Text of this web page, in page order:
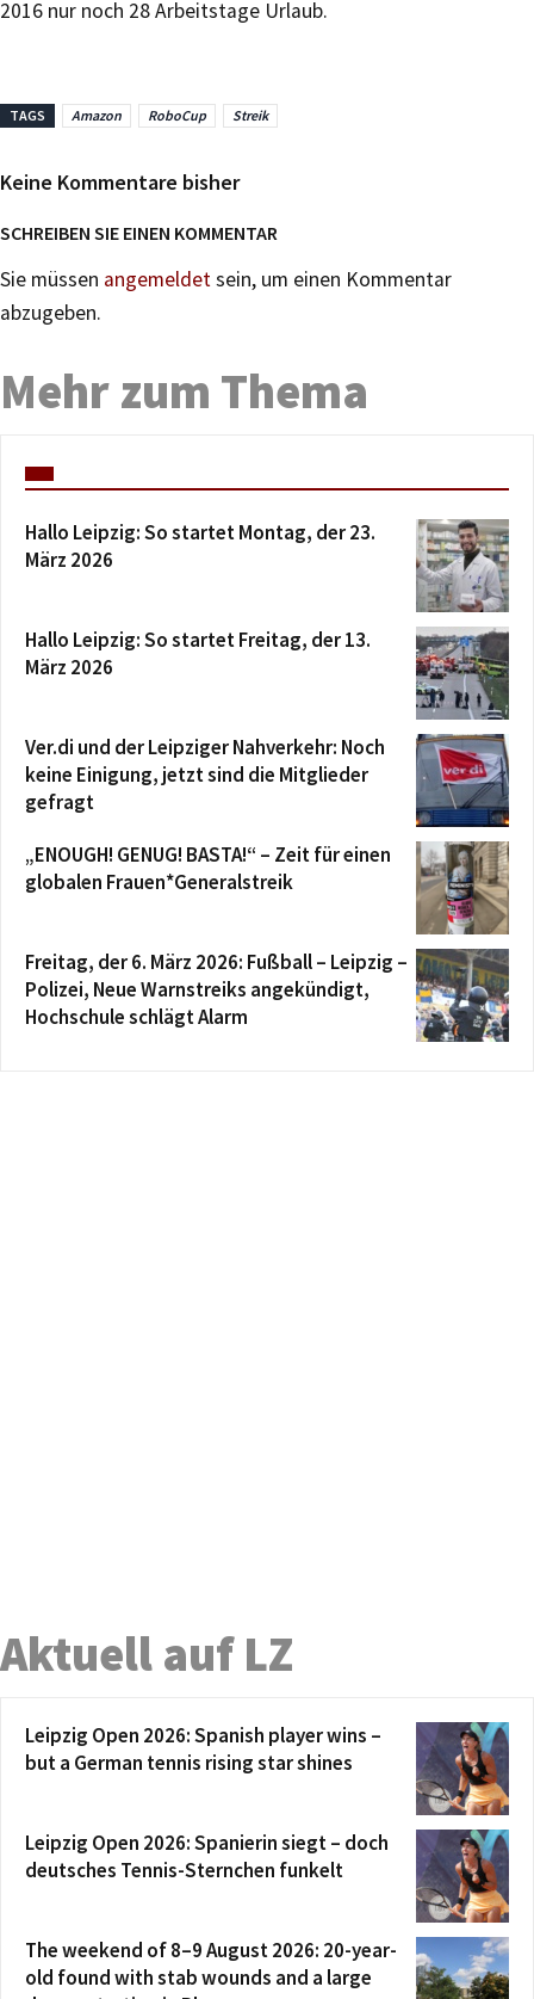
2016 nur noch 28 Arbeitstage Urlaub.
TAGS Amazon RoboCup Streik
Keine Kommentare bisher
SCHREIBEN SIE EINEN KOMMENTAR
Sie müssen angemeldetsein, um einen Kommentar
abzugeben.
Mehr zum Thema
Hallo Leipzig: So startet Montag, der 23.
März 2026
Hallo Leipzig: So startet Freitag, der 13.
März 2026
Ver.di und der Leipziger Nahverkehr: Noch
keine Einigung, jetzt sind die Mitglieder
gefragt
„ENOUGH! GENUG! BASTA!“ – Zeit für einen
globalen Frauen*Generalstreik
Freitag, der 6. März 2026: Fußball – Leipzig –
Polizei, Neue Warnstreiks angekündigt,
Hochschule schlägt Alarm
Aktuell auf LZ
Leipzig Open 2026: Spanish player wins –
but a German tennis rising star shines
Leipzig Open 2026: Spanierin siegt – doch
deutsches Tennis-Sternchen funkelt
The weekend of 8–9 August 2026: 20-year-
old found with stab wounds and a large